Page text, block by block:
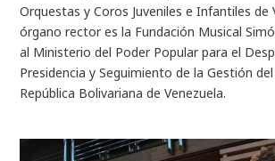
Orquestas y Coros Juveniles e Infantiles de
órgano rector es la Fundación Musical
al Ministerio del Poder Popular para el
Presidencia y Seguimiento de la Gestión
República Bolivariana de Venezuela.